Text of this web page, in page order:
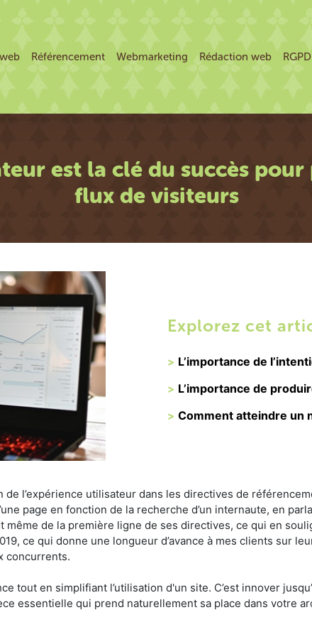
Référencement Webmarketing Rédaction web RGPD
est la clé du succès
flux de visiteurs
Explorez cet
L’importance de
L’importance de
Comment atteindre un
de l’expérience utilisateur dans les directives de
page en fonction de la recherche d’un internaute, en
même de la première ligne de ses directives, ce qui en
ce qui donne une longueur d’avance à mes clients sur
concurrents.
tout en simplifiant l’utilisation d'un site. C’est innover
essentielle qui prend naturellement sa place dans votre